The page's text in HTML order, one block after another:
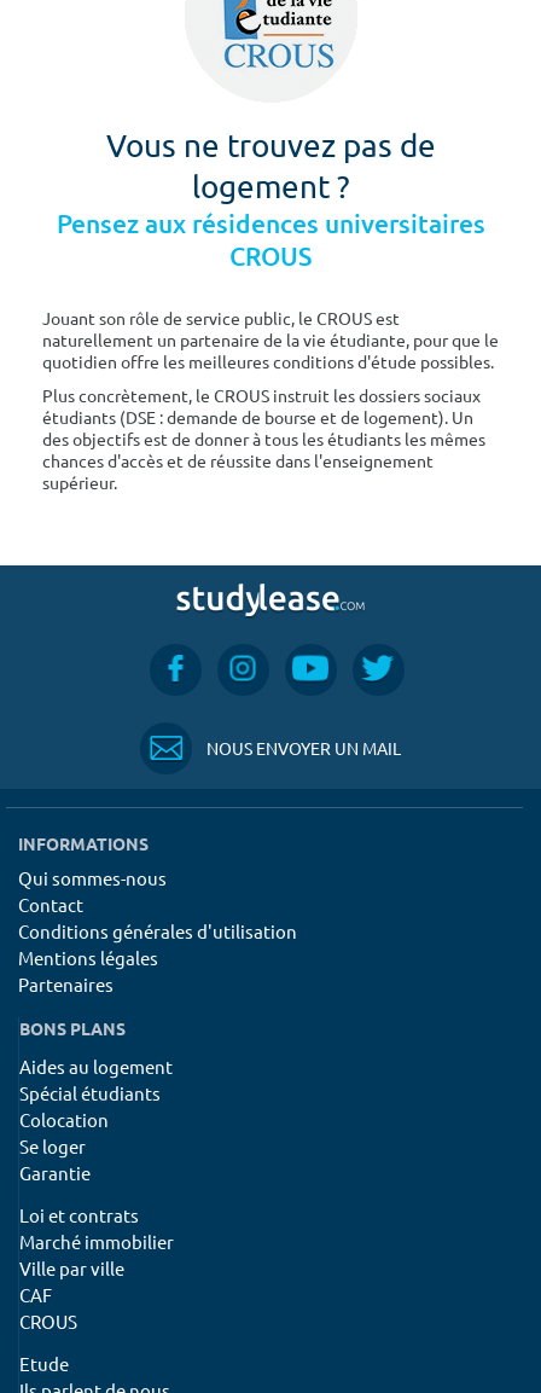
Vous ne trouvez pas de
logement ?
Pensez aux résidences universitaires
CROUS
Jouant son rôle de service public, le CROUS est
naturellement un partenaire de la vie étudiante, pour que le
quotidien offre les meilleures conditions d'étude possibles.
Plus concrètement, le CROUS instruit les dossiers sociaux
étudiants (DSE : demande de bourse et de logement). Un
des objectifs est de donner à tous les étudiants les mêmes
chances d'accès et de réussite dans l'enseignement
supérieur.
NOUS ENVOYER UN MAIL
INFORMATIONS
Qui sommes-nous
Contact
Conditions générales d'utilisation
Mentions légales
Partenaires
BONS PLANS
Aides au logement
Spécial étudiants
Colocation
Se loger
Garantie
Loi et contrats
Marché immobilier
Ville par ville
CAF
CROUS
Etude